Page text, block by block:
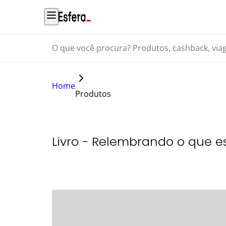
O que você procura? Produtos, cashback, viagens...
Home
Produtos
Livro - Relembrando o que